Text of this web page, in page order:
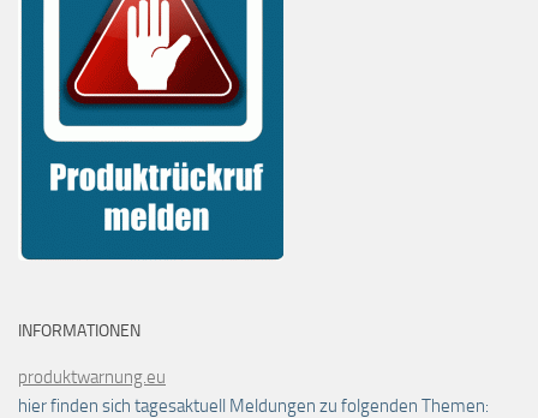
INFORMATIONEN
produktwarnung.eu
hier finden sich tagesaktuell Meldungen zu folgenden Themen: